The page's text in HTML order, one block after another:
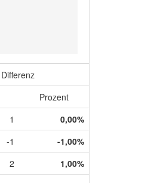
Differenz
Prozent
1
0,00%
-1
-1,00%
2 1,00%